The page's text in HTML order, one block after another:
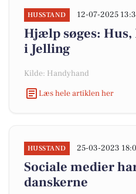
HUSSTAND 12-07-2025
Hjælp søges: Hus,
i Jelling
Kilde: Handyhand
Læs hele artiklen her
HUSSTAND 25-03-2023
Sociale medier
danskerne